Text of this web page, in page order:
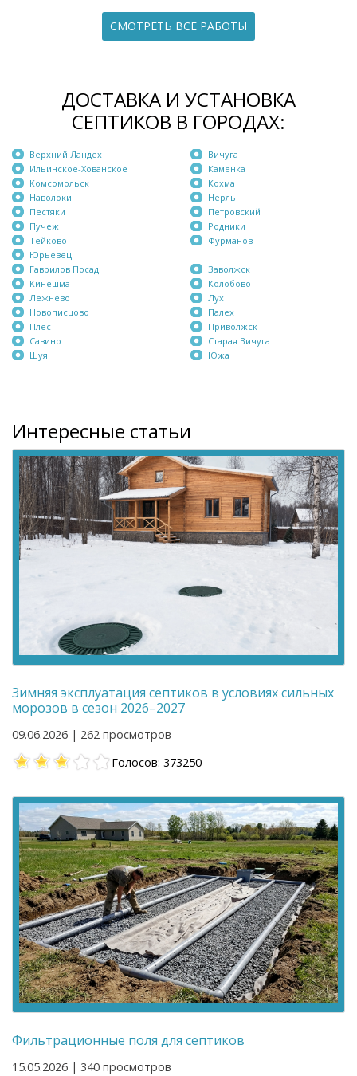
СМОТРЕТЬ ВСЕ РАБОТЫ
ДОСТАВКА И УСТАНОВКА
СЕПТИКОВ В ГОРОДАХ:
Верхний Ландех
Ильинское-Хованское
Комсомольск
Наволоки
Пестяки
Пучеж
Тейково
Юрьевец
Вичуга
Каменка
Кохма
Нерль
Петровский
Родники
Фурманов
Гаврилов Посад
Кинешма
Лежнево
Новописцово
Плёс
Савино
Шуя
Заволжск
Колобово
Лух
Палех
Приволжск
Старая Вичуга
Южа
Интересные статьи
Зимняя эксплуатация септиков в условиях сильных
морозов в сезон 2026–2027
09.06.2026 | 262 просмотров
Голосов: 373250
Фильтрационные поля для септиков
15.05.2026 | 340 просмотров